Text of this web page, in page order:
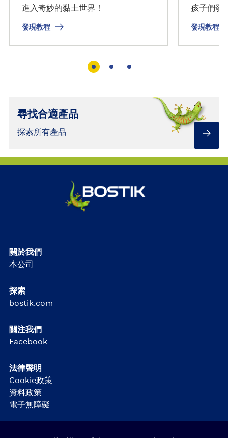
進入奇妙的黏土世界！
發現教程
孩子們發
發現教程
尋找合適產品
探索所有產品
關於我們
本公司
探索
bostik.com
關注我們
Facebook
法律聲明
Cookie政策
資料政策
電子無障礙